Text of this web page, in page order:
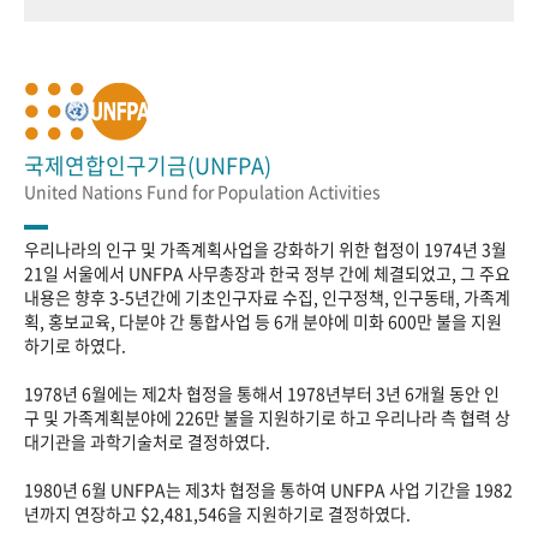
국제연합인구기금(UNFPA)
United Nations Fund for Population Activities
우리나라의 인구 및 가족계획사업을 강화하기 위한 협정이 1974년 3월
21일 서울에서 UNFPA 사무총장과 한국 정부 간에 체결되었고, 그 주요
내용은 향후 3-5년간에 기초인구자료 수집, 인구정책, 인구동태, 가족계
획, 홍보교육, 다분야 간 통합사업 등 6개 분야에 미화 600만 불을 지원
하기로 하였다.
1978년 6월에는 제2차 협정을 통해서 1978년부터 3년 6개월 동안 인
구 및 가족계획분야에 226만 불을 지원하기로 하고 우리나라 측 협력 상
대기관을 과학기술처로 결정하였다.
1980년 6월 UNFPA는 제3차 협정을 통하여 UNFPA 사업 기간을 1982
년까지 연장하고 $2,481,546을 지원하기로 결정하였다.